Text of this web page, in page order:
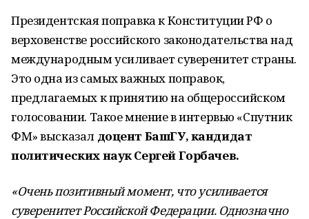
Президентская поправка к Конституции РФ о
верховенстве российского законодательства над
международным усиливает суверенитет страны.
Это одна из самых важных поправок,
предлагаемых к принятию на общероссийском
голосовании. Такое мнение в интервью «Спутник
ФМ» высказал доцент БашГУ, кандидат
политических наук Сергей Горбачев.
«Очень позитивный момент, что усиливается
суверенитет Российской Федерации. Однозначно